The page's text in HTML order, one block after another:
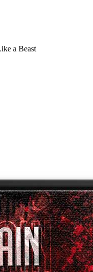
a Beast